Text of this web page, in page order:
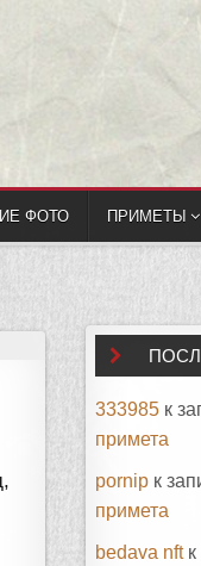
ФОТО ПРИМЕТЫ
333985 к
примета
pornip к
примета
bedava nftк